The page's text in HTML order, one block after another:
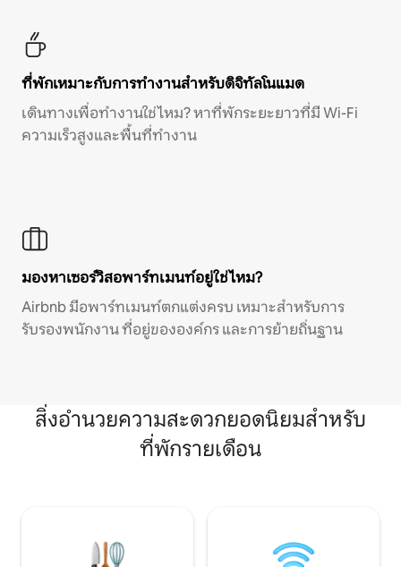
ที่พักเหมาะกับการทำงานสำหรับดิจิทัลโนแมด
เดินทางเพื่อทำงานใช่ไหม? หาที่พักระยะยาวที่มี Wi-Fi
ความเร็วสูงและพื้นที่ทำงาน
มองหาเซอร์วิสอพาร์ทเมนท์อยู่ใช่ไหม?
Airbnb มีอพาร์ทเมนท์ตกแต่งครบ เหมาะสำหรับการ
รับรองพนักงาน ที่อยู่ขององค์กร และการย้ายถิ่นฐาน
สิ่งอำนวยความสะดวกยอดนิยมสำหรับ
ที่พักรายเดือน